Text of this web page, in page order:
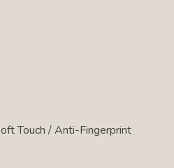
Touch / Anti-Fingerprint